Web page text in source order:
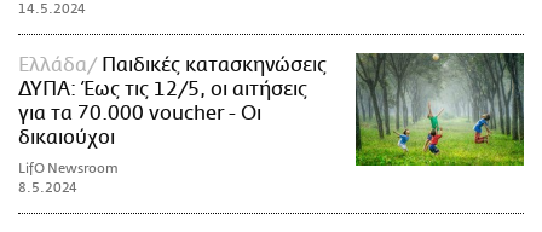
14.5.2024
Ελλάδα
Παιδικές κατασκηνώσεις
ΔΥΠΑ: Έως τις 12/5, οι αιτήσεις
για τα 70.000 voucher - Οι
δικαιούχοι
LifO Newsroom
8.5.2024